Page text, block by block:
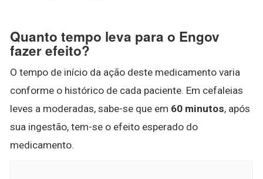
Quanto tempo leva para o Engov
fazer efeito?
O tempo de início da ação deste medicamento varia
conforme o histórico de cada paciente. Em cefaleias
leves a moderadas, sabe-se que em 60 minutos, após
sua ingestão, tem-se o efeito esperado do
medicamento.